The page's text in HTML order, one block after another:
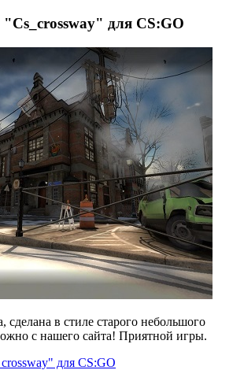
для CS:GO
сделана в стиле старого небольшого
с нашего сайта! Приятной игры.
для CS:GO